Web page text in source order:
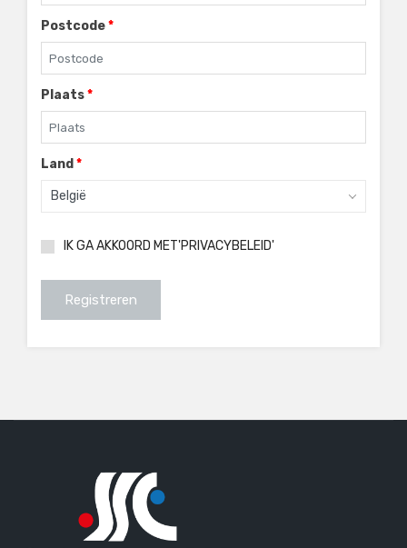
Postcode*
Plaats*
Land *
België
IK GA AKKOORD MET'PRIVACYBELEID'
Registreren